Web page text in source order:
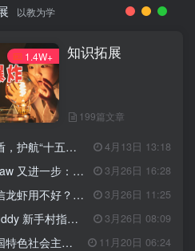
以教为学
1.4W+ 知识拓展
199篇文章
航“十五五”新征程 4月13日 13:18
微信直连+安全检测+版本切换 3月26日 16:28
？3步让你轻松指挥AI干活！ 3月26日 11:25
10 个核心技巧帮你解锁满级虾🦞！ 3月26日 08:09
主义法治的政治定力 11月20日 06:24
4篇文章
为你的网站添加百度登录
站seo优化
，如何提高收录量？ 2月16日 19:14
何提高百度权重？ 11月9日 15:44
以教为学
知识拓展